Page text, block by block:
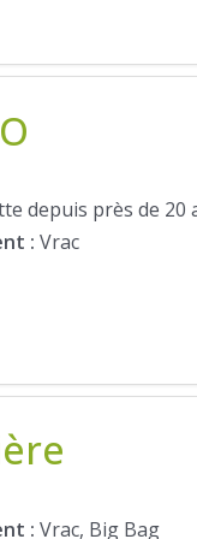
depuis près de 20
: Vrac
: Vrac, Big Bag